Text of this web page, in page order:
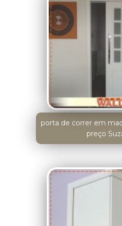
porta de correr em
preço